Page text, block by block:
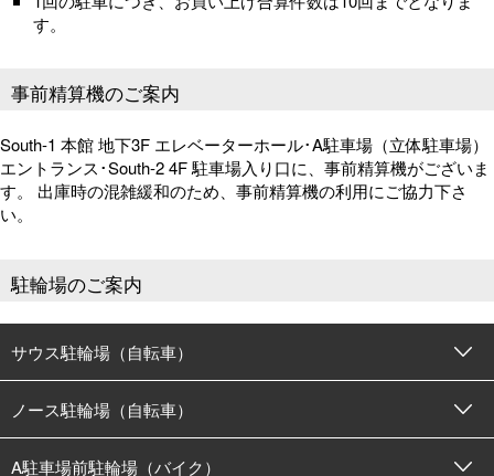
す。
事前精算機のご案内
South-1 本館 地下3F エレベーターホール･A駐車場（立体駐車場）
エントランス･South-2 4F 駐車場入り口に、事前精算機がございま
す。 出庫時の混雑緩和のため、事前精算機の利用にご協力下さ
い。
駐輪場のご案内
サウス駐輪場（自転車）
ノース駐輪場（自転車）
A駐車場前駐輪場（バイク）